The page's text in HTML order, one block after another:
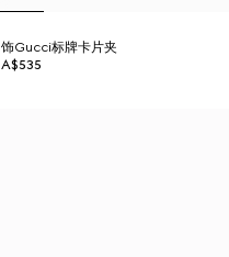
饰Gucci标牌卡片夹
A$535